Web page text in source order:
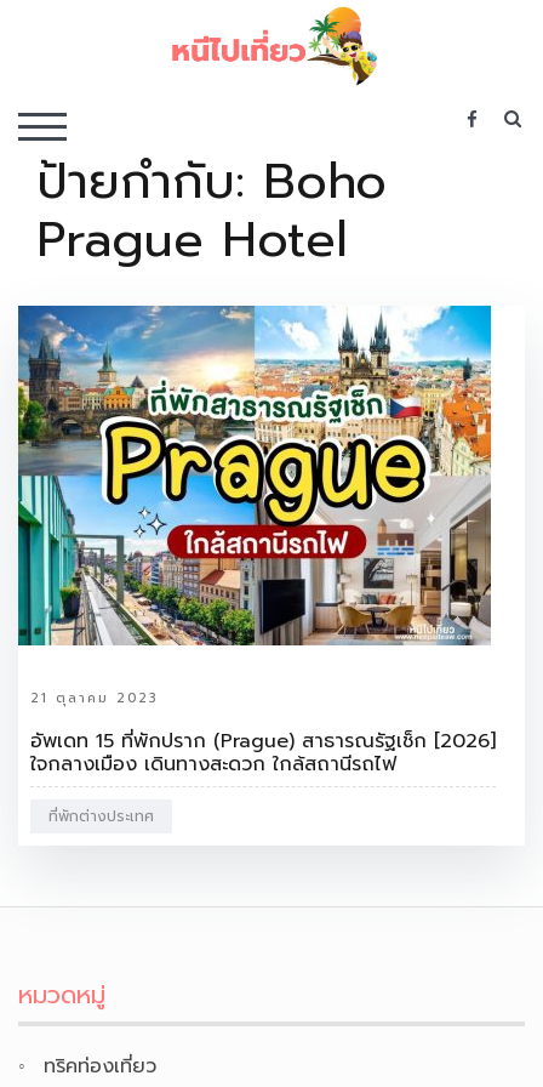
TOGGLE MOBILE MENU
ป้ายกำกับ: Boho
Prague Hotel
21 ตุลาคม 2023
อัพเดท 15 ที่พักปราก (Prague) สาธารณรัฐเช็ก [2026]
ใจกลางเมือง เดินทางสะดวก ใกล้สถานีรถไฟ
ที่พักต่างประเทศ
หมวดหมู่
ทริคท่องเที่ยว